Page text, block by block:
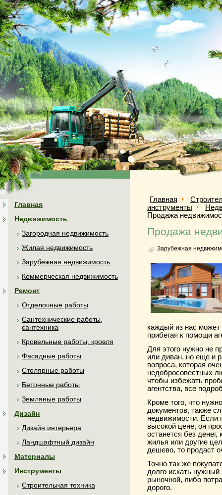
Главная
Недвижимость
Загородная недвижимость
Жилая недвижимость
Зарубежная недвижимость
Коммерческая недвижимость
Ремонт
Отделочные работы
Сантехнические работы,
сантехника
Кровельные работы, кровля
Фасадные работы
Столярные работы
Бетонные работы
Земляные работы
Дизайн
Дизайн интерьера
Ландшафтный дизайн
Материалы
Инструменты
Строительная техника
Главная
инструменты
Продажа
Продажа
Зарубежная
каждый из нас может
прибегая к помощи
Для этого нужно не
или диван, но еще и
вопроса, которая
недобросовестных
чтобы избежать
агентства, все
Кроме того, что
документов, также
недвижимости. Если
высокой цене, он
останется без
жилья или другие
дешево, то продаст
Точно так же
долго искать
рыночной, либо
дорого.